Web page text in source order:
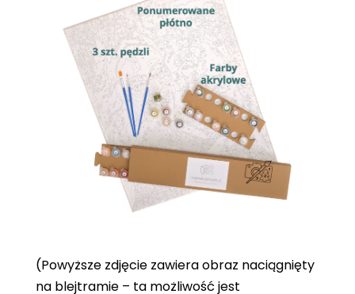
(Powyższe zdjęcie zawiera obraz naciągnięty
na blejtramie – ta możliwość jest